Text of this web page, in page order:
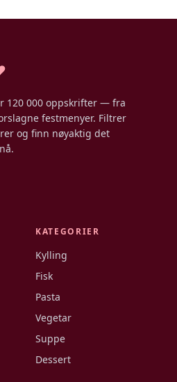
120 000 oppskrifter — fra
festmenyer. Filtrer
og finn nøyaktig det
KATEGORIER
Kylling
Fisk
Pasta
Vegetar
Suppe
Dessert